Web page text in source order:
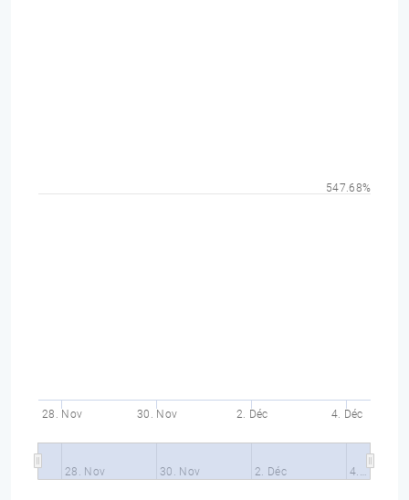
28. Nov 30. Nov 2. Déc 4. Déc
28. Nov 30. Nov 2. Déc 4.…
547.68%